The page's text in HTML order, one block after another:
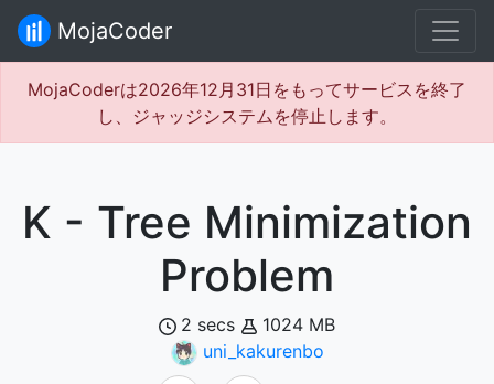
MojaCoder
MojaCoderは2026年12月31日をもってサービスを終了
し、ジャッジシステムを停止します。
K - Tree Minimization
Problem
2 secs
1024 MB
uni_kakurenbo